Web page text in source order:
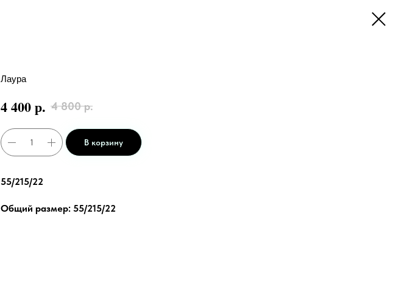
Лаура
4 400р. 4 800 р.
В корзину
55/215/22
Общий размер: 55/215/22